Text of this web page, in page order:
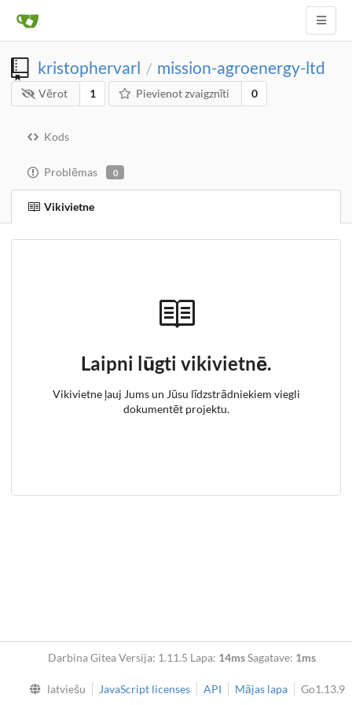
kristophervarl / mission-agroenergy-ltd
Vērot 1 Pievienot zvaigznīti 0
Kods
Problēmas 0
Vikivietne
Laipni lūgti vikivietnē.
Vikivietne ļauj Jums un Jūsu līdzstrādniekiem viegli
dokumentēt projektu.
Darbina Gitea Versija: 1.11.5 Lapa: 14msSagatave: 1ms
latviešu JavaScript licenses API Mājas lapa Go1.13.9